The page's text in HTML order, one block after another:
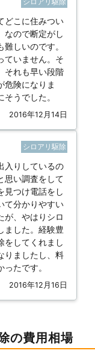
どこに住みつい
なので断定がし
しいのです。
ていません。そ
それも早い段階
危険になりま
うでした。
2016年12月14日
シロアリ駆除
入りしているの
思い調査をして
見つけ電話をし
て分かりやすい
が、やはりシロ
ました。経験豊
をしてくれまし
りましたし、料
たです。
2016年12月16日
の費用相場